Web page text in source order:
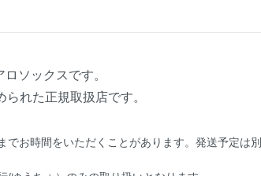
ソックスです。
れた正規取扱店です。
でお時間をいただくことがあります。発送予定は